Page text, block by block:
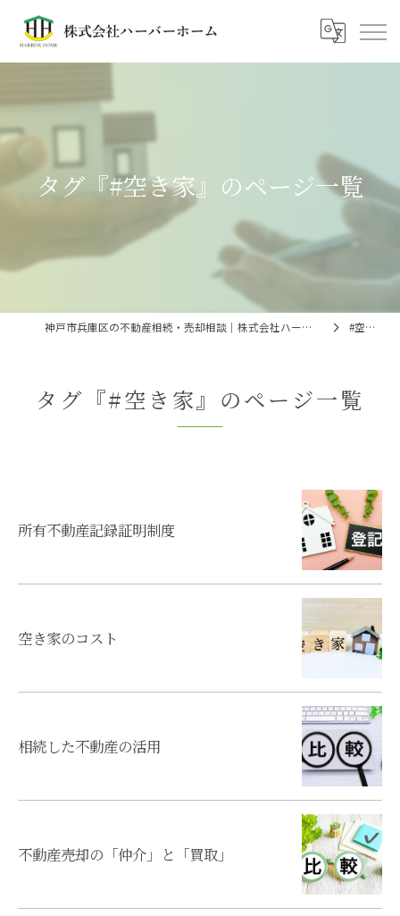
タグ『#空き家』のページ一覧
神戸市兵庫区の不動産相続・売却相談｜株式会社ハーバーホーム #空き家
タグ『#空き家』のページ一覧
所有不動産記録証明制度
空き家のコスト
相続した不動産の活用
不動産売却の「仲介」と「買取」